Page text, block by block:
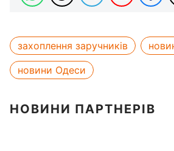
захоплення заручників
новини Одеси
НОВИНИ ПАРТНЕРІВ